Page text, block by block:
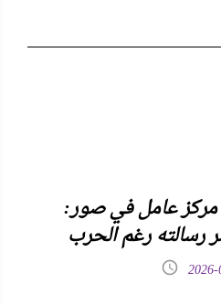
مركز عامل في صور:
رسالته رغم الحرب